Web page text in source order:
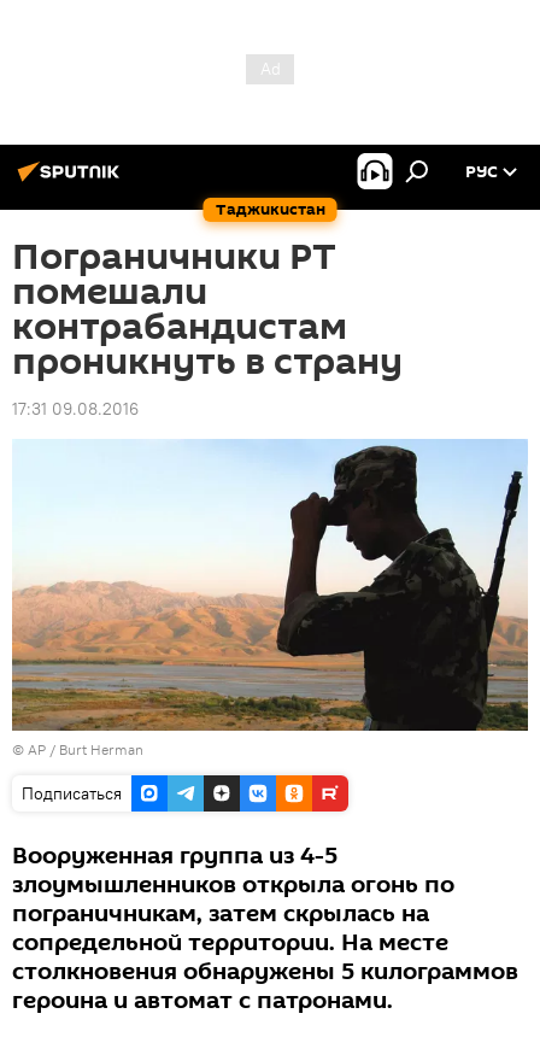
Таджикистан
РУС
Пограничники РТ
помешали
контрабандистам
проникнуть в страну
17:31 09.08.2016
© AP / Burt Herman
Подписаться
Вооруженная группа из 4-5
злоумышленников открыла огонь по
пограничникам, затем скрылась на
сопредельной территории. На месте
столкновения обнаружены 5 килограммов
героина и автомат с патронами.